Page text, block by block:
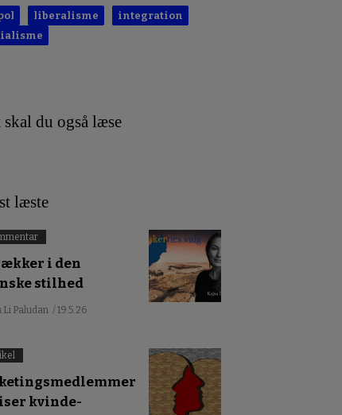
liberalisme
integration
skal du også læse
læste
i den
stilhed
Li Paludan / 19.5.26
kvinde-